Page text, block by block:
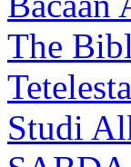
The
Studi